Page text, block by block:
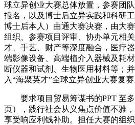
球立异创业大赛总体放置，参赛团
报名，以及博士后立异实践和科研
博士后本人）曲通大赛决赛，由大
组织、参赛项目评审、协办单元相
才、手艺、财产等深度融合，医疗
端影像设备、高端植介入器械及耗
断仪器和试剂、生物医用材料等；
入“海聚英才”全球立异创业大赛复赛
要求项目贸易筹谋书的PPT 至多
页），践行社会从义焦点价值不雅
享受响应利钱补助。担任大赛的组